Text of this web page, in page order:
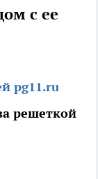
с ее
pg11.ru
решеткой